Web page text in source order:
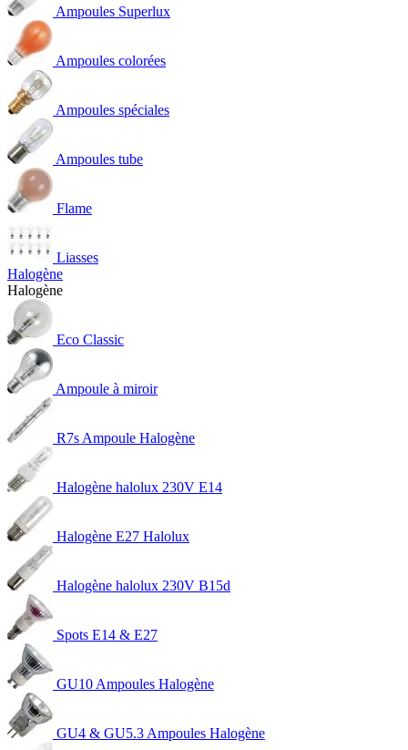
Ampoules Superlux
Ampoules colorées
Ampoules spéciales
Ampoules tube
Flame
Liasses
Halogène
Halogène
Eco Classic
Ampoule à miroir
R7s Ampoule Halogène
Halogène halolux 230V E14
Halogène E27 Halolux
Halogène halolux 230V B15d
Spots E14 & E27
GU10 Ampoules Halogène
GU4 & GU5.3 Ampoules Halogène